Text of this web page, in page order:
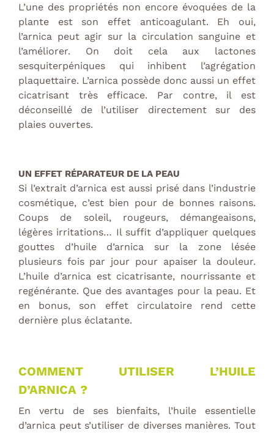
L’une des propriétés non encore évoquées de la
plante est son effet anticoagulant. Eh oui,
l’arnica peut agir sur la circulation sanguine et
l’améliorer. On doit cela aux lactones
sesquiterpéniques qui inhibent l’agrégation
plaquettaire. L’arnica possède donc aussi un effet
cicatrisant très efficace. Par contre, il est
déconseillé de l’utiliser directement sur des
plaies ouvertes.
UN EFFET RÉPARATEUR DE LA PEAU
Si l’extrait d’arnica est aussi prisé dans l’industrie
cosmétique, c’est bien pour de bonnes raisons.
Coups de soleil, rougeurs, démangeaisons,
légères irritations… Il suffit d’appliquer quelques
gouttes d’huile d’arnica sur la zone lésée
plusieurs fois par jour pour apaiser la douleur.
L’huile d’arnica est cicatrisante, nourrissante et
regénérante. Que des avantages pour la peau. Et
en bonus, son effet circulatoire rend cette
dernière plus éclatante.
COMMENT UTILISER L’HUILE
D’ARNICA ?
En vertu de ses bienfaits, l’huile essentielle
d’arnica peut s’utiliser de diverses manières. Tout